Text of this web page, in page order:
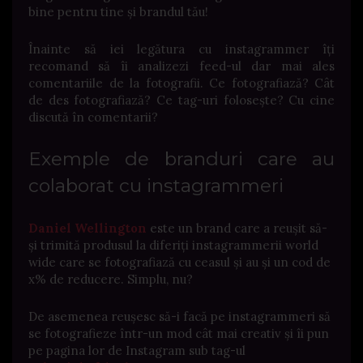
bine pentru tine și brandul tău!
Înainte să iei legătura cu instagrammer îți
recomand să îi analizezi feed-ul dar mai ales
comentariile de la fotografii. Ce fotografiază? Cât
de des fotografiază? Ce tag-uri folosește? Cu cine
discută în comentarii?
Exemple de branduri care au
colaborat cu instagrammeri
Daniel Wellington este un brand care a reușit să-
și trimită produsul la diferiți instagrammerii world
wide care se fotografiază cu ceasul și au și un cod de
x% de reducere. Simplu, nu?
De asemenea reușesc să-i facă pe instagrammeri să
se fotografieze într-un mod cât mai creativ și îi pun
pe pagina lor de Instagram sub tag-ul